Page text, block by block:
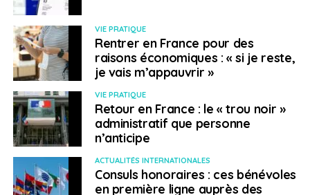
VIE PRATIQUE
Rentrer en France pour des
raisons économiques : « si je reste,
je vais m’appauvrir »
VIE PRATIQUE
Retour en France : le « trou noir »
administratif que personne
n’anticipe
ACTUALITÉS INTERNATIONALES
Consuls honoraires : ces bénévoles
en première ligne auprès des